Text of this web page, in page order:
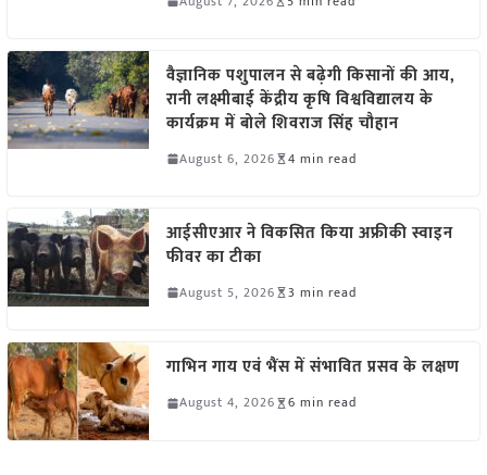
वैज्ञानिक पशुपालन से बढ़ेगी किसानों की आय,
रानी लक्ष्मीबाई केंद्रीय कृषि विश्वविद्यालय के
कार्यक्रम में बोले शिवराज सिंह चौहान
August 6, 2026 4 min read
आईसीएआर ने विकसित किया अफ्रीकी स्वाइन
फीवर का टीका
August 5, 2026 3 min read
गाभिन गाय एवं भैंस में संभावित प्रसव के लक्षण
August 4, 2026 6 min read